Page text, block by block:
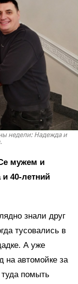
недели: Надежда и
мужем и
40-летний
знали друг
тусовались в
А уже
на автомойке за
помыть